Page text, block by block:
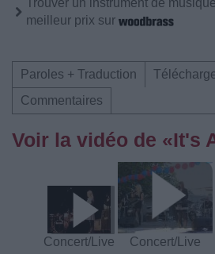
Trouver un instrument de
meilleur prix sur
Paroles + Traduction
Commentaires
Voir la vidéo de «It's
Concert/Live Concert/Live